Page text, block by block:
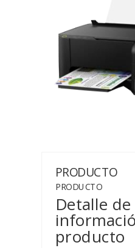
PRODUCTO
PRODUCTO
Detalle de
producto